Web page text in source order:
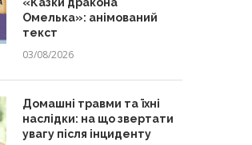
Омелька»: анімований
текст
03/08/2026
Домашні травми та їхні
наслідки: на що звертати
увагу після інциденту